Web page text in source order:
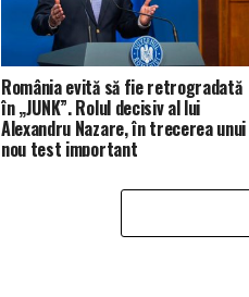
România evită să fie retrogradată
în „JUNK”. Rolul decisiv al lui
Alexandru Nazare, în trecerea unui
nou test important